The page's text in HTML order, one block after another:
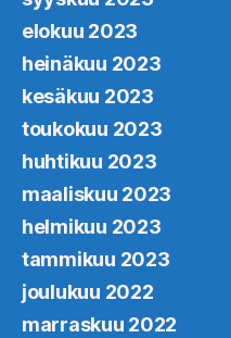
elokuu 2023
heinäkuu 2023
kesäkuu 2023
toukokuu 2023
huhtikuu 2023
maaliskuu 2023
helmikuu 2023
tammikuu 2023
joulukuu 2022
marraskuu 2022